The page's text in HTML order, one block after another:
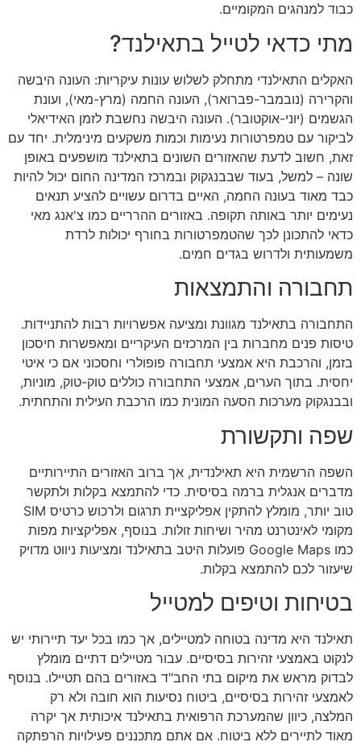
כבוד למנהגים המקומיים.
מתי כדאי לטייל בתאילנד?
האקלים התאילנדי מתחלק לשלוש עונות עיקריות: העונה היבשה
והקרירה (נובמבר-פברואר), העונה החמה (מרץ-מאי), ועונת
הגשמים (יוני-אוקטובר). העונה היבשה נחשבת לזמן האידיאלי
לביקור עם טמפרטורות נעימות וכמות משקעים מינימלית. יחד עם
זאת, חשוב לדעת שהאזורים השונים בתאילנד מושפעים באופן
שונה – למשל, בעוד שבבנגקוק ובמרכז המדינה החום יכול להיות
כבד מאוד בעונה החמה, האיים בדרום עשויים להציע תנאים
נעימים יותר באותה תקופה. באזורים ההרריים כמו צ'אנג מאי
כדאי להתכונן לכך שהטמפרטורות בחורף יכולות לרדת
משמעותית ולדרוש בגדים חמים.
תחבורה והתמצאות
התחבורה בתאילנד מגוונת ומציעה אפשרויות רבות להתניידות.
טיסות פנים מחברות בין המרכזים העיקריים ומאפשרות חיסכון
בזמן, והרכבת היא אמצעי תחבורה פופולרי וחסכוני אם כי איטי
יחסית. בתוך הערים, אמצעי התחבורה כוללים טוק-טוק, מוניות,
ובבנגקוק מערכות הסעה המונית כמו הרכבת העילית והתחתית.
שפה ותקשורת
השפה הרשמית היא תאילנדית, אך ברוב האזורים התיירותיים
מדברים אנגלית ברמה בסיסית. כדי להתמצא בקלות ולתקשר
טוב יותר, מומלץ להתקין אפליקציית תרגום ולרכוש כרטיס SIM
מקומי לאינטרנט מהיר ושיחות זולות. בנוסף, אפליקציות מפות
כמו Google Maps פועלות היטב בתאילנד ומציעות ניווט מדויק
שיעזור לכם להתמצא בקלות.
בטיחות וטיפים למטייל
תאילנד היא מדינה בטוחה למטיילים, אך כמו בכל יעד תיירותי יש
לנקוט באמצעי זהירות בסיסיים. עבור מטיילים דתיים מומלץ
לבדוק מראש את מיקום בתי החב"ד באזורים בהם תטיילו. בנוסף
לאמצעי זהירות בסיסיים, ביטוח נסיעות הוא חובה ולא רק
המלצה, כיוון שהמערכת הרפואית בתאילנד איכותית אך יקרה
מאוד לתיירים ללא ביטוח. אם אתם מתכננים פעילויות הרפתקה